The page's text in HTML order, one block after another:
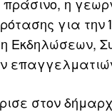
για την
Εκδηλώσεων,
στον